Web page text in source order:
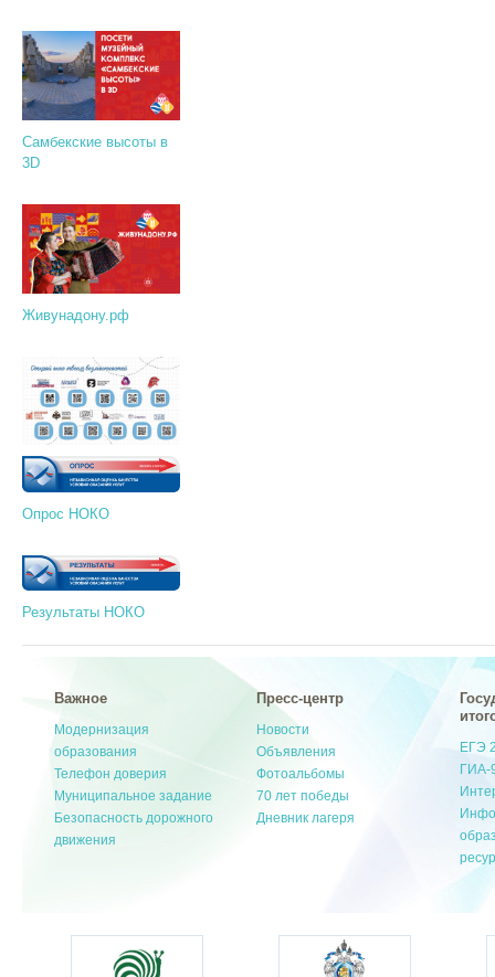
Самбекские высоты в
3D
Живунадону.рф
Опрос НОКО
Результаты НОКО
Важное
Модернизация
образования
Телефон доверия
Муниципальное задание
Безопасность дорожного
движения
Пресс-центр
Новости
Объявления
Фотоальбомы
70 лет победы
Дневник лагеря
ЕГЭ
ГИА-